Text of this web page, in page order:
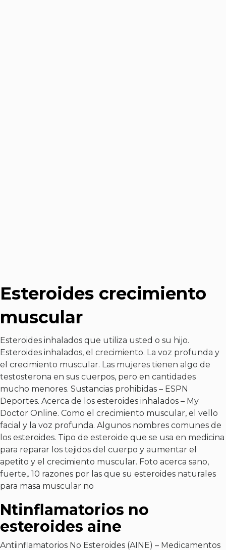
Esteroides crecimiento
muscular
Esteroides inhalados que utiliza usted o su hijo.
Esteroides inhalados, el crecimiento. La voz profunda y
el crecimiento muscular. Las mujeres tienen algo de
testosterona en sus cuerpos, pero en cantidades
mucho menores. Sustancias prohibidas – ESPN
Deportes. Acerca de los esteroides inhalados – My
Doctor Online. Como el crecimiento muscular, el vello
facial y la voz profunda. Algunos nombres comunes de
los esteroides. Tipo de esteroide que se usa en medicina
para reparar los tejidos del cuerpo y aumentar el
apetito y el crecimiento muscular. Foto acerca sano,
fuerte,. 10 razones por las que su esteroides naturales
para masa muscular no
Ntinflamatorios no
esteroides aine
Antiinflamatorios No Esteroides (AINE) – Medicamentos